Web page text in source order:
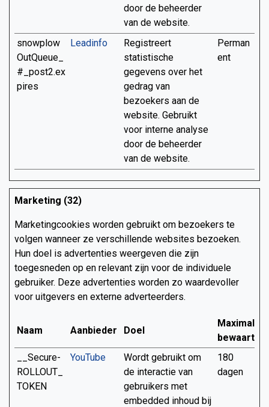
door de beheerder
van de website.
snowplow
OutQueue_
#_post2.ex
pires
Leadinfo
Registreert
statistische
gegevens over het
gedrag van
bezoekers aan de
website. Gebruikt
voor interne analyse
door de beheerder
van de website.
Perman
ent
Marketing (32)
Marketingcookies worden gebruikt om bezoekers te
volgen wanneer ze verschillende websites bezoeken.
Hun doel is advertenties weergeven die zijn
toegesneden op en relevant zijn voor de individuele
gebruiker. Deze advertenties worden zo waardevoller
voor uitgevers en externe adverteerders.
Naam Aanbieder Doel
Maximale
__Secure-
ROLLOUT_
TOKEN
YouTube
Wordt gebruikt om
de interactie van
gebruikers met
embedded inhoud bij
180
dagen